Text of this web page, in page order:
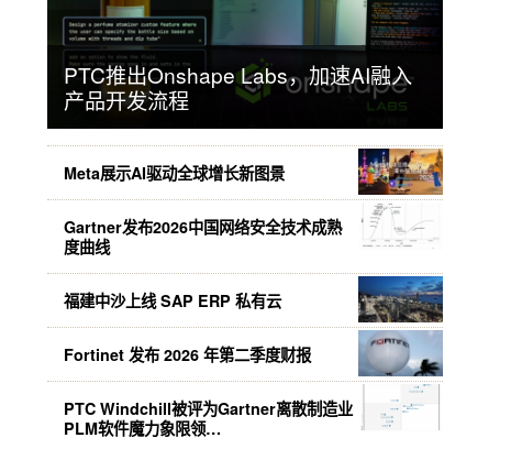
PTC推出Onshape Labs，加速AI融入
产品开发流程
Meta展示AI驱动全球增长新图景
Gartner发布2026中国网络安全技术成熟
度曲线
福建中沙上线 SAP ERP 私有云
Fortinet 发布 2026 年第二季度财报
PTC Windchill被评为Gartner离散制造业
PLM软件魔力象限领…